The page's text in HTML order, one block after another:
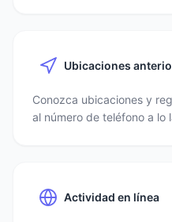
Ubicaciones
Conozca ubicaciones y
al número de teléfono a lo
Actividad en línea